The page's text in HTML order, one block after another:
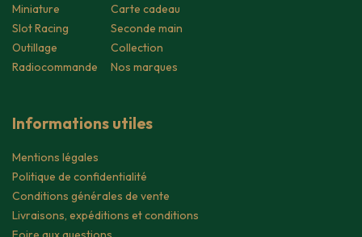
Miniature
Slot Racing
Outillage
Radiocommande
Carte cadeau
Seconde main
Collection
Nos marques
Informations utiles
Mentions légales
Politique de confidentialité
Conditions générales de vente
Livraisons, expéditions et conditions